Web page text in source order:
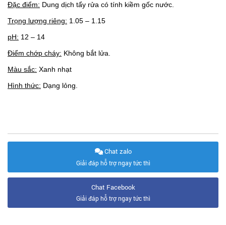
Đặc điểm: Dung dịch tẩy rửa có tính kiềm gốc nước.
Trọng lượng riêng: 1.05 – 1.15
pH: 12 – 14
Điểm chớp cháy: Không bắt lửa.
Màu sắc: Xanh nhạt
Hình thức: Dạng lỏng.
Chat zalo
Giải đáp hỗ trợ ngay tức thì
Chat Facebook
Giải đáp hỗ trợ ngay tức thì